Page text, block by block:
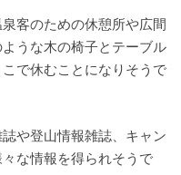
客のための休憩所や広間
うな木の椅子とテーブル
で休むことになりそうで
や登山情報雑誌、キャン
な情報を得られそうで